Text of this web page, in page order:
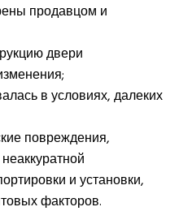
продавцом и
двери
в условиях, далеких
повреждения,
и установки,
факторов.